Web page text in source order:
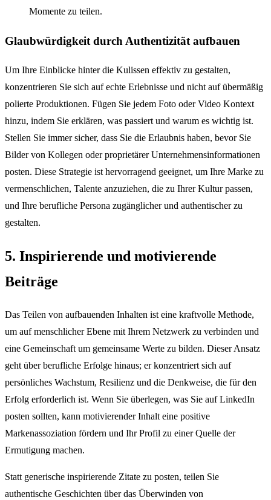
Momente zu teilen.
Glaubwürdigkeit durch Authentizität aufbauen
Um Ihre Einblicke hinter die Kulissen effektiv zu gestalten,
konzentrieren Sie sich auf echte Erlebnisse und nicht auf übermäßig
polierte Produktionen. Fügen Sie jedem Foto oder Video Kontext
hinzu, indem Sie erklären, was passiert und warum es wichtig ist.
Stellen Sie immer sicher, dass Sie die Erlaubnis haben, bevor Sie
Bilder von Kollegen oder proprietärer Unternehmensinformationen
posten. Diese Strategie ist hervorragend geeignet, um Ihre Marke zu
vermenschlichen, Talente anzuziehen, die zu Ihrer Kultur passen,
und Ihre berufliche Persona zugänglicher und authentischer zu
gestalten.
5. Inspirierende und motivierende
Beiträge
Das Teilen von aufbauenden Inhalten ist eine kraftvolle Methode,
um auf menschlicher Ebene mit Ihrem Netzwerk zu verbinden und
eine Gemeinschaft um gemeinsame Werte zu bilden. Dieser Ansatz
geht über berufliche Erfolge hinaus; er konzentriert sich auf
persönliches Wachstum, Resilienz und die Denkweise, die für den
Erfolg erforderlich ist. Wenn Sie überlegen, was Sie auf LinkedIn
posten sollten, kann motivierender Inhalt eine positive
Markenassoziation fördern und Ihr Profil zu einer Quelle der
Ermutigung machen.
Statt generische inspirierende Zitate zu posten, teilen Sie
authentische Geschichten über das Überwinden von